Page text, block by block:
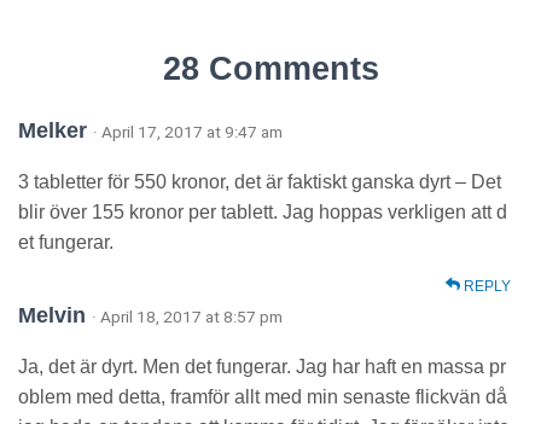
28 Comments
Melker · April 17, 2017 at 9:47 am
3 tabletter för 550 kronor, det är faktiskt ganska dyrt – Det
blir över 155 kronor per tablett. Jag hoppas verkligen att d
et fungerar.
REPLY
Melvin · April 18, 2017 at 8:57 pm
Ja, det är dyrt. Men det fungerar. Jag har haft en massa pr
oblem med detta, framför allt med min senaste flickvän då